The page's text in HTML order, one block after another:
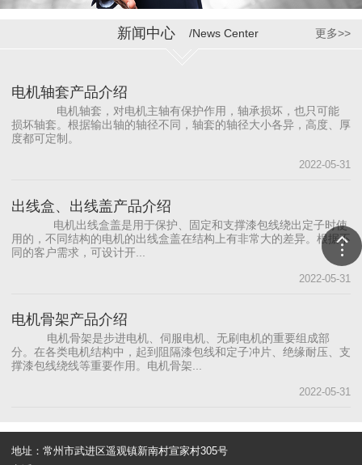
新闻中心 /News Center 更多>>
电机轴套产品介绍
电机轴套，对电机主轴有保护作用，轴承损坏，也只可能
损坏轴套。根据输出轴的轴径不同，轴套的轴径大小各异，高度、厚
度都可定制。
2022-05-31
出线盒、出线盖产品介绍
用的，不同结构的电机的出线盒盖在结构上有非常大的差异。根据不
同的客户需求，可设计开...
2022-05-31
电机骨架产品介绍
电机骨架是步进电机、伺服电机、无刷电机的重要组成部
分。在各类电机结构中，起到阻隔漆包线和定子冲片、绝缘耐压、支
撑漆包线绕线等重要作用。电机骨架...
2022-05-31
地址：常州市武进区遥观镇新南村宣家村305号